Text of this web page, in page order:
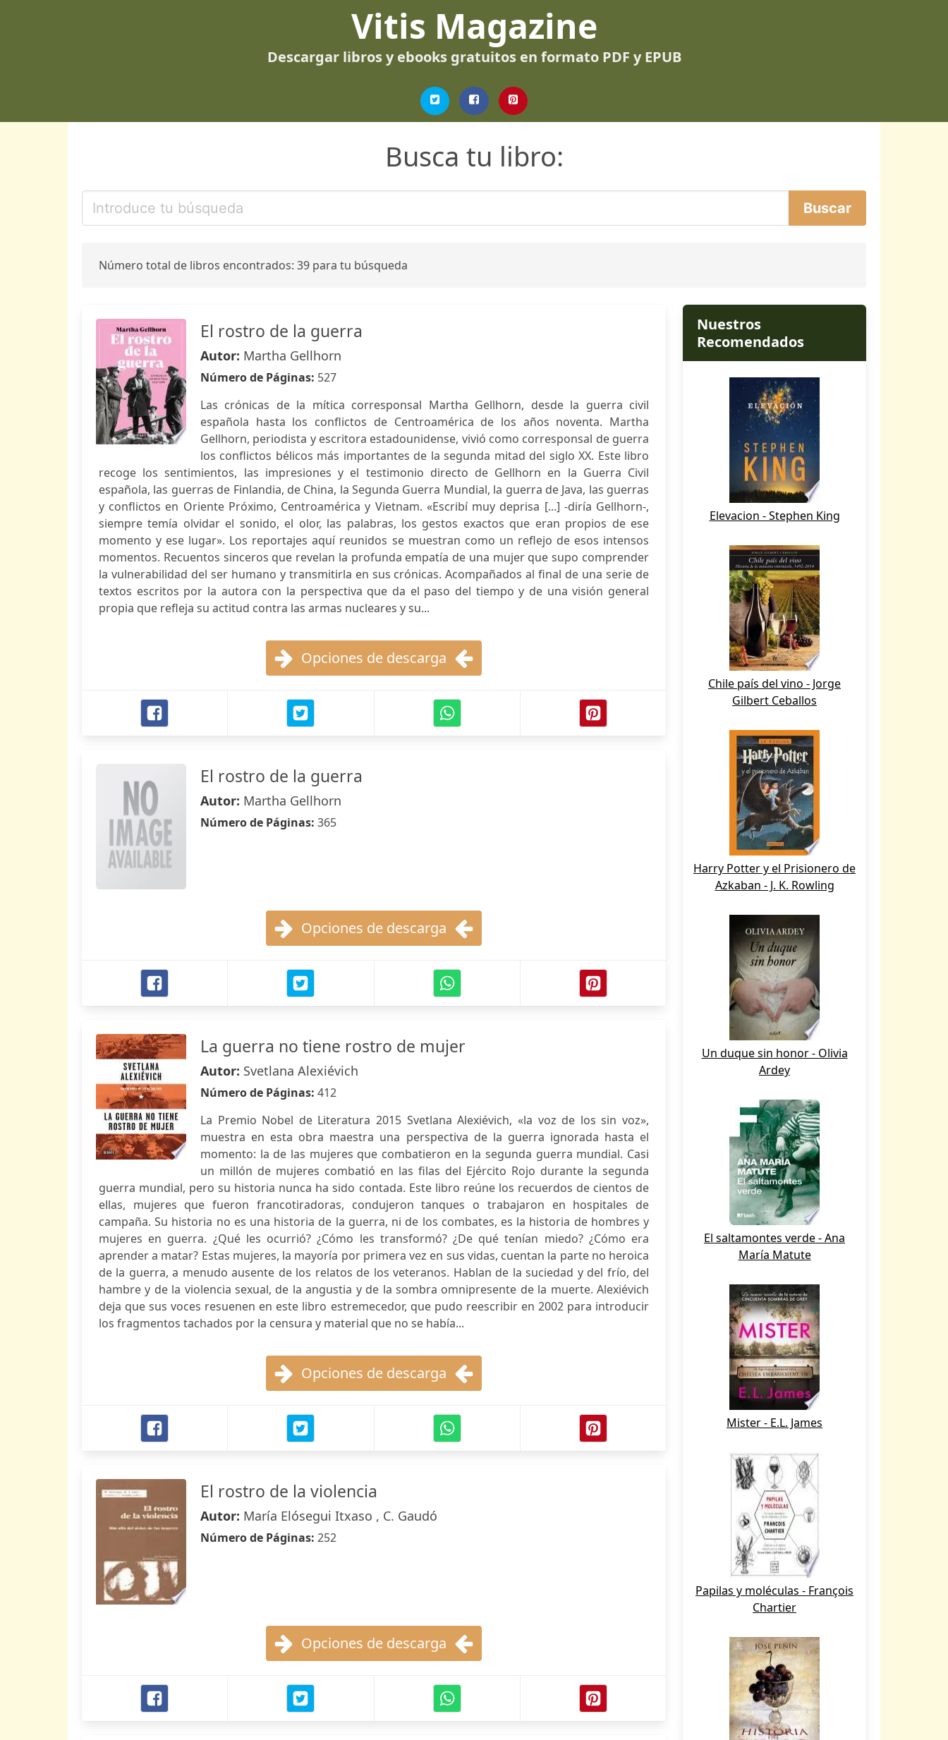
Vitis Magazine
Descargar libros y ebooks gratuitos en formato PDF y EPUB
Busca tu libro:
Número total de libros encontrados: 39 para tu búsqueda
El rostro de la guerra
Autor: Martha Gellhorn
Número de Páginas: 527
Las crónicas de la mítica corresponsal Martha Gellhorn, desde la guerra civil
española hasta los conflictos de Centroamérica de los años noventa. Martha
Gellhorn, periodista y escritora estadounidense, vivió como corresponsal de guerra
los conflictos bélicos más importantes de la segunda mitad del siglo XX. Este libro
recoge los sentimientos, las impresiones y el testimonio directo de Gellhorn en la Guerra Civil
española, las guerras de Finlandia, de China, la Segunda Guerra Mundial, la guerra de Java, las guerras
y conflictos en Oriente Próximo, Centroamérica y Vietnam. «Escribí muy deprisa [...] -diría Gellhorn-,
siempre temía olvidar el sonido, el olor, las palabras, los gestos exactos que eran propios de ese
momento y ese lugar». Los reportajes aquí reunidos se muestran como un reflejo de esos intensos
momentos. Recuentos sinceros que revelan la profunda empatía de una mujer que supo comprender
la vulnerabilidad del ser humano y transmitirla en sus crónicas. Acompañados al final de una serie de
textos escritos por la autora con la perspectiva que da el paso del tiempo y de una visión general
propia que refleja su actitud contra las armas nucleares y su...
Opciones de descarga
El rostro de la guerra
Autor: Martha Gellhorn
Número de Páginas: 365
Opciones de descarga
La guerra no tiene rostro de mujer
Autor: Svetlana Alexiévich
Número de Páginas: 412
La Premio Nobel de Literatura 2015 Svetlana Alexiévich, «la voz de los sin voz»,
muestra en esta obra maestra una perspectiva de la guerra ignorada hasta el
momento: la de las mujeres que combatieron en la segunda guerra mundial. Casi
un millón de mujeres combatió en las filas del Ejército Rojo durante la segunda
guerra mundial, pero su historia nunca ha sido contada. Este libro reúne los recuerdos de cientos de
ellas, mujeres que fueron francotiradoras, condujeron tanques o trabajaron en hospitales de
campaña. Su historia no es una historia de la guerra, ni de los combates, es la historia de hombres y
mujeres en guerra. ¿Qué les ocurrió? ¿Cómo les transformó? ¿De qué tenían miedo? ¿Cómo era
aprender a matar? Estas mujeres, la mayoría por primera vez en sus vidas, cuentan la parte no heroica
de la guerra, a menudo ausente de los relatos de los veteranos. Hablan de la suciedad y del frío, del
hambre y de la violencia sexual, de la angustia y de la sombra omnipresente de la muerte. Alexiévich
deja que sus voces resuenen en este libro estremecedor, que pudo reescribir en 2002 para introducir
los fragmentos tachados por la censura y material que no se había...
Opciones de descarga
El rostro de la violencia
Autor: María Elósegui Itxaso , C. Gaudó
Número de Páginas: 252
Opciones de descarga
Nuestros
Recomendados
Elevacion - Stephen King
Chile país del vino - Jorge
Gilbert Ceballos
Harry Potter y el Prisionero de
Azkaban - J. K. Rowling
Un duque sin honor - Olivia
Ardey
El saltamontes verde - Ana
María Matute
Mister - E.L. James
Papilas y moléculas - François
Chartier